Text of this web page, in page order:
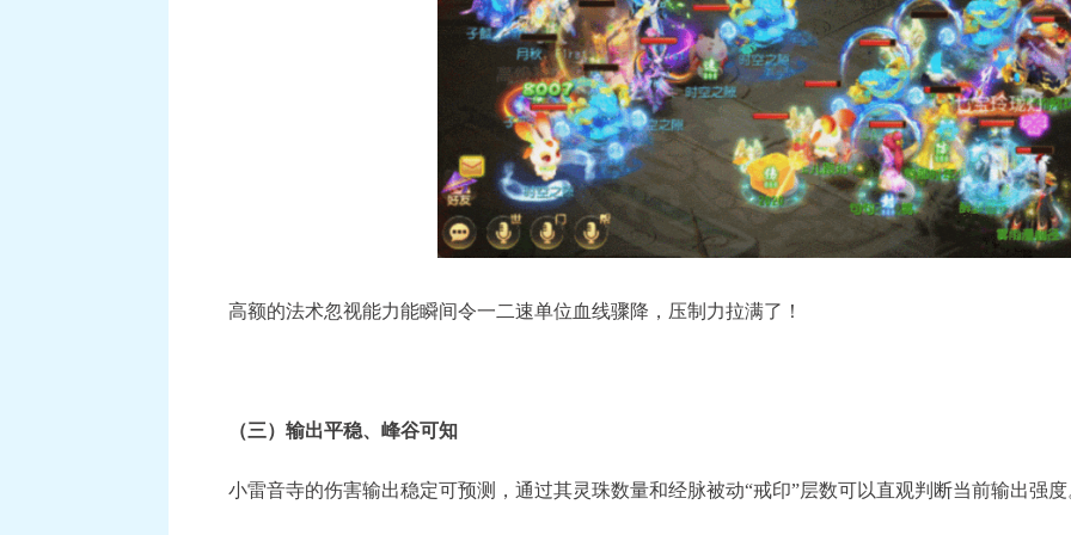
高额的法术忽视能力能瞬间令一二速单位血线骤降，压制力拉满了！
（三）输出平稳、峰谷可知
小雷音寺的伤害输出稳定可预测，通过其灵珠数量和经脉被动“戒印”层数可以直观判断当前输出强度